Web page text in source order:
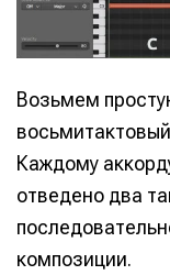
Возьмем
Каждому
отведено два
композиции.